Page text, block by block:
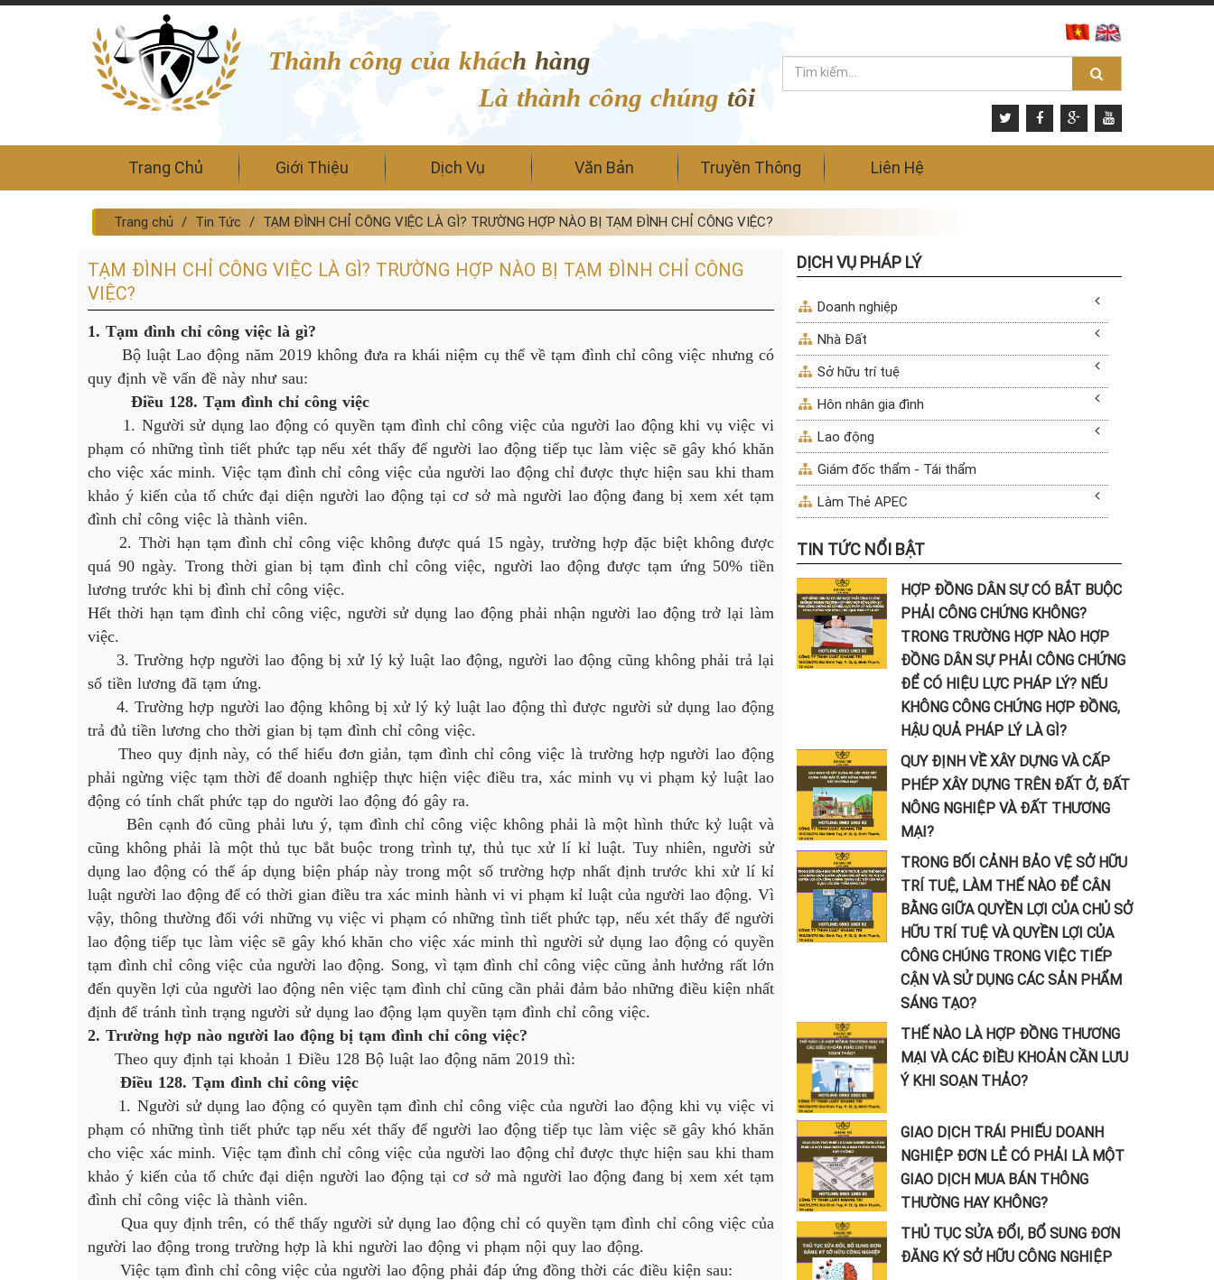
Thành công của khách hàng
Là thành công chúng tôi
Trang Chủ Giới Thiệu Dịch Vụ Văn Bản Truyền Thông Liên Hệ
Trang chủ Tin Tức TẠM ĐÌNH CHỈ CÔNG VIỆC LÀ GÌ? TRƯỜNG HỢP NÀO BỊ TẠM ĐÌNH CHỈ CÔNG VIỆC?
TẠM ĐÌNH CHỈ CÔNG VIỆC LÀ GÌ? TRƯỜNG HỢP NÀO BỊ TẠM ĐÌNH CHỈ CÔNG
VIỆC?
1. Tạm đình chỉ công việc là gì?
Bộ luật Lao động năm 2019 không đưa ra khái niệm cụ thể về tạm đình chỉ công việc nhưng có
quy định về vấn đề này như sau:
Điều 128. Tạm đình chỉ công việc
1. Người sử dụng lao động có quyền tạm đình chỉ công việc của người lao động khi vụ việc vi
phạm có những tình tiết phức tạp nếu xét thấy để người lao động tiếp tục làm việc sẽ gây khó khăn
cho việc xác minh. Việc tạm đình chỉ công việc của người lao động chỉ được thực hiện sau khi tham
khảo ý kiến của tổ chức đại diện người lao động tại cơ sở mà người lao động đang bị xem xét tạm
đình chỉ công việc là thành viên.
2. Thời hạn tạm đình chỉ công việc không được quá 15 ngày, trường hợp đặc biệt không được
quá 90 ngày. Trong thời gian bị tạm đình chỉ công việc, người lao động được tạm ứng 50% tiền
lương trước khi bị đình chỉ công việc.
Hết thời hạn tạm đình chỉ công việc, người sử dụng lao động phải nhận người lao động trở lại làm
việc.
3. Trường hợp người lao động bị xử lý kỷ luật lao động, người lao động cũng không phải trả lại
số tiền lương đã tạm ứng.
4. Trường hợp người lao động không bị xử lý kỷ luật lao động thì được người sử dụng lao động
trả đủ tiền lương cho thời gian bị tạm đình chỉ công việc.
Theo quy định này, có thể hiểu đơn giản, tạm đình chỉ công việc là trường hợp người lao động
phải ngừng việc tạm thời để doanh nghiệp thực hiện việc điều tra, xác minh vụ vi phạm kỷ luật lao
động có tính chất phức tạp do người lao động đó gây ra.
Bên cạnh đó cũng phải lưu ý, tạm đình chỉ công việc không phải là một hình thức kỷ luật và
cũng không phải là một thủ tục bắt buộc trong trình tự, thủ tục xử lí kỉ luật. Tuy nhiên, người sử
dụng lao động có thể áp dụng biện pháp này trong một số trường hợp nhất định trước khi xử lí kỉ
luật người lao động để có thời gian điều tra xác minh hành vi vi phạm kỉ luật của người lao động. Vì
vậy, thông thường đối với những vụ việc vi phạm có những tình tiết phức tạp, nếu xét thấy để người
lao động tiếp tục làm việc sẽ gây khó khăn cho việc xác minh thì người sử dụng lao động có quyền
tạm đình chỉ công việc của người lao động. Song, vì tạm đình chỉ công việc cũng ảnh hưởng rất lớn
đến quyền lợi của người lao động nên việc tạm đình chỉ cũng cần phải đảm bảo những điều kiện nhất
định để tránh tình trạng người sử dụng lao động lạm quyền tạm đình chỉ công việc.
2. Trường hợp nào người lao động bị tạm đình chỉ công việc?
Theo quy định tại khoản 1 Điều 128 Bộ luật lao động năm 2019 thì:
Điều 128. Tạm đình chỉ công việc
1. Người sử dụng lao động có quyền tạm đình chỉ công việc của người lao động khi vụ việc vi
phạm có những tình tiết phức tạp nếu xét thấy để người lao động tiếp tục làm việc sẽ gây khó khăn
cho việc xác minh. Việc tạm đình chỉ công việc của người lao động chỉ được thực hiện sau khi tham
khảo ý kiến của tổ chức đại diện người lao động tại cơ sở mà người lao động đang bị xem xét tạm
đình chỉ công việc là thành viên.
Qua quy định trên, có thể thấy người sử dụng lao động chỉ có quyền tạm đình chỉ công việc của
người lao động trong trường hợp là khi người lao động vi phạm nội quy lao động.
Việc tạm đình chỉ công việc của người lao động phải đáp ứng đồng thời các điều kiện sau:
DỊCH VỤ PHÁP LÝ
Doanh nghiệp
Nhà Đất
Sở hữu trí tuệ
Hôn nhân gia đình
Lao động
Giám đốc thẩm - Tái thẩm
Làm Thẻ APEC
TIN TỨC NỔI BẬT
HỢP ĐỒNG DÂN SỰ CÓ BẮT BUỘC
PHẢI CÔNG CHỨNG KHÔNG?
TRONG TRƯỜNG HỢP NÀO HỢP
ĐỒNG DÂN SỰ PHẢI CÔNG CHỨNG
ĐỂ CÓ HIỆU LỰC PHÁP LÝ? NẾU
KHÔNG CÔNG CHỨNG HỢP ĐỒNG,
HẬU QUẢ PHÁP LÝ LÀ GÌ?
QUY ĐỊNH VỀ XÂY DỰNG VÀ CẤP
PHÉP XÂY DỰNG TRÊN ĐẤT Ở, ĐẤT
NÔNG NGHIỆP VÀ ĐẤT THƯƠNG
MẠI?
TRONG BỐI CẢNH BẢO VỆ SỞ HỮU
TRÍ TUỆ, LÀM THẾ NÀO ĐỂ CÂN
BẰNG GIỮA QUYỀN LỢI CỦA CHỦ SỞ
HỮU TRÍ TUỆ VÀ QUYỀN LỢI CỦA
CÔNG CHÚNG TRONG VIỆC TIẾP
CẬN VÀ SỬ DỤNG CÁC SẢN PHẨM
SÁNG TẠO?
THẾ NÀO LÀ HỢP ĐỒNG THƯƠNG
MẠI VÀ CÁC ĐIỀU KHOẢN CẦN LƯU
Ý KHI SOẠN THẢO?
GIAO DỊCH TRÁI PHIẾU DOANH
NGHIỆP ĐƠN LẺ CÓ PHẢI LÀ MỘT
GIAO DỊCH MUA BÁN THÔNG
THƯỜNG HAY KHÔNG?
THỦ TỤC SỬA ĐỔI, BỔ SUNG ĐƠN
ĐĂNG KÝ SỞ HỮU CÔNG NGHIỆP